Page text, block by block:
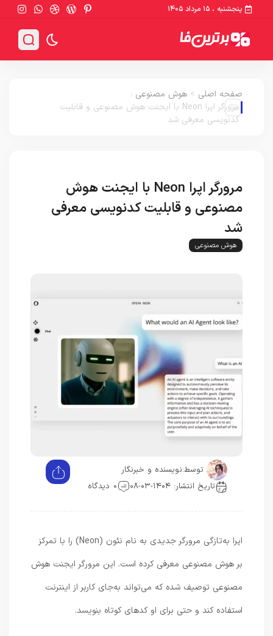
پنجشنبه ، ۱۵ مرداد ۱۴۰۵
صفحه اصلی > هوش مصنوعی :
مرورگر اپرا Neon با ایجنت هوش مصنوعی و قابلیت
کدنویسی معرفی شد
مرورگر اپرا Neon با ایجنت هوش
مصنوعی و قابلیت کدنویسی معرفی
هوش مصنوعی
توسط: نویسنده و خبرنگار
تاریخ انتشار: ۱۴۰۴-۰۳-۰۸
0 دیدگاه
اپرا به‌تازگی مرورگر جدیدی به نام نئون (Neon) را با تمرکز
بر هوش مصنوعی معرفی کرده است. این مرورگر ایجنت هوش
مصنوعی توصیف شده که می‌تواند به‌جای کاربر از اینترنت
استفاده کند و حتی برای او کدهای کوتاه بنویسد.